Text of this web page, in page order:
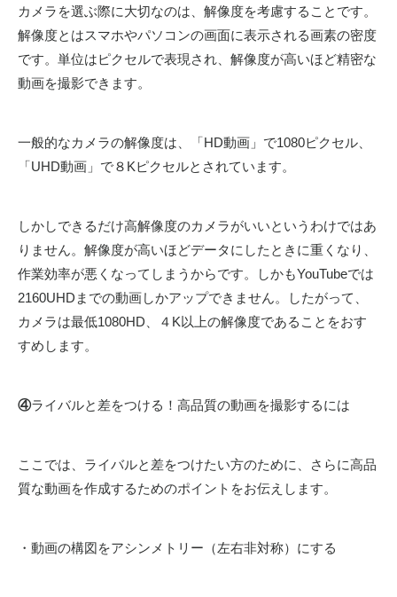
カメラを選ぶ際に大切なのは、解像度を考慮することです。
解像度とはスマホやパソコンの画面に表示される画素の密度
です。単位はピクセルで表現され、解像度が高いほど精密な
動画を撮影できます。
一般的なカメラの解像度は、「HD動画」で1080ピクセル、
「UHD動画」で８Kピクセルとされています。
しかしできるだけ高解像度のカメラがいいというわけではあ
りません。解像度が高いほどデータにしたときに重くなり、
作業効率が悪くなってしまうからです。しかもYouTubeでは
2160UHDまでの動画しかアップできません。したがって、
カメラは最低1080HD、４K以上の解像度であることをおす
すめします。
④ライバルと差をつける！高品質の動画を撮影するには
ここでは、ライバルと差をつけたい方のために、さらに高品
質な動画を作成するためのポイントをお伝えします。
・動画の構図をアシンメトリー（左右非対称）にする